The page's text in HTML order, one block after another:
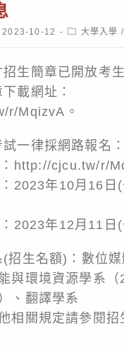
2023-10-12
Post大學入學 /
生簡章已開放考
載網址：
r/MqizvA 。
一律採網路報名：
http://cjcu.tw/r/
2023年10月16日
2023年12月11日(
(招生名額)：數位
與環境資源學系（
、翻譯學系
相關規定請參閱招